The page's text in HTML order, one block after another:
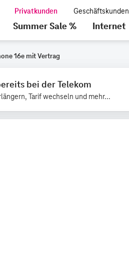
Summer Sale % Internet
16e mit Vertrag
bei der Telekom
Tarif wechseln und mehr...